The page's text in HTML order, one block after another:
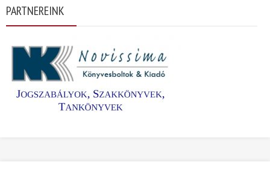
PARTNEREINK